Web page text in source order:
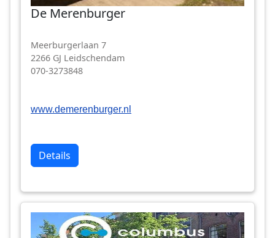
De Merenburger
Meerburgerlaan 7
2266 GJ Leidschendam
070-3273848
www.demerenburger.nl
Details